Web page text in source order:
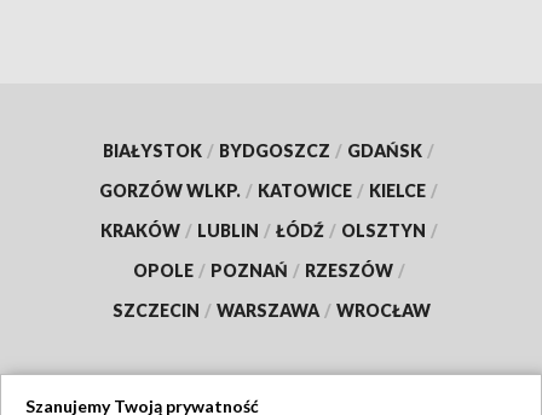
BIAŁYSTOK / BYDGOSZCZ / GDAŃSK /
GORZÓW WLKP. / KATOWICE / KIELCE /
KRAKÓW / LUBLIN / ŁÓDŹ / OLSZTYN /
OPOLE / POZNAŃ / RZESZÓW /
SZCZECIN / WARSZAWA / WROCŁAW
Szanujemy Twoją prywatność